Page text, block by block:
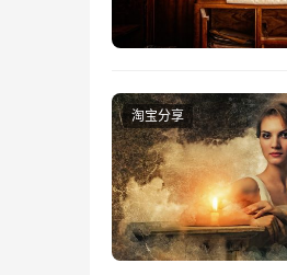
https://
版权声明：本文内容
相关法律责任。如发
刻删除。
淘宝分享